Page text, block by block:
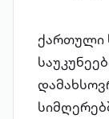
ქართული